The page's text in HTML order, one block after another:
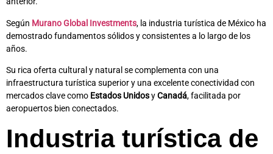
Según Murano Global Investments, la industria turística de México ha
demostrado fundamentos sólidos y consistentes a lo largo de los
años.
Su rica oferta cultural y natural se complementa con una
infraestructura turística superior y una excelente conectividad con
mercados clave como Estados UnidosyCanadá, facilitada por
aeropuertos bien conectados.
Industria turística de